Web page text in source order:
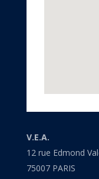
V.E.A.
12 rue Edmond
75007 PARIS